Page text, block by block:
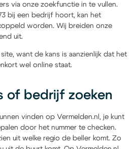
via onze zoekfunctie in te vullen.
bij een bedrijf hoort, kan het
worden. Wij breiden onze
uit.
want de kans is aanzienlijk dat het
wel online staat.
of bedrijf zoeken
vinden op Vermelden.nl, je kunt
door het nummer te checken.
uit welke regio de beller komt. Zo